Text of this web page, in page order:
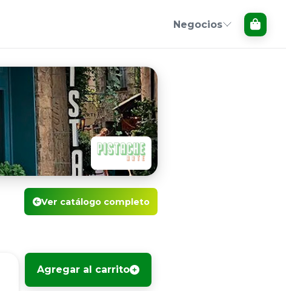
Negocios
Ver catálogo completo
Agregar al carrito